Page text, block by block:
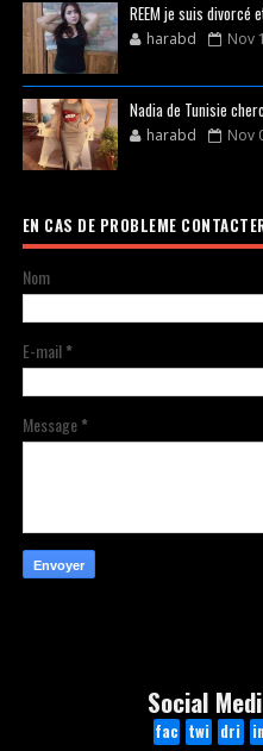
REEM je suis divorcé
harabd Nov
Nadia de Tunisie
harabd Nov
EN CAS DE PROBLEME
Nom
E-mail*
Message*
Social
fac twi dri